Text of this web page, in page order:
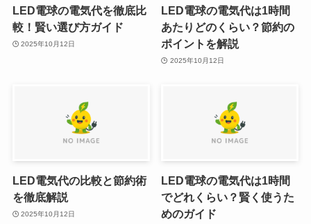
LED電球の電気代を徹底比
較！賢い選び方ガイド
2025年10月12日
LED電球の電気代は1時間
あたりどのくらい？節約の
ポイントを解説
2025年10月12日
LED電気代の比較と節約術
を徹底解説
2025年10月12日
LED電球の電気代は1時間
でどれくらい？賢く使うた
めのガイド